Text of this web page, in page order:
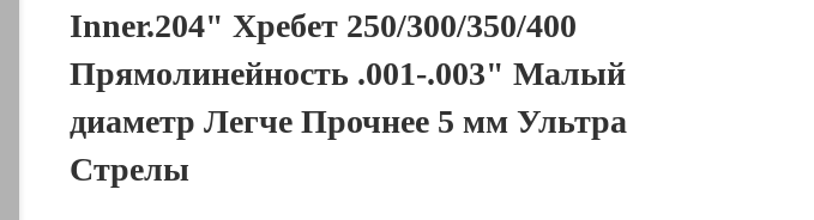
Inner.204" Хребет 250/300/350/400
Прямолинейность .001-.003" Малый
диаметр Легче Прочнее 5 мм Ультра
Стрелы